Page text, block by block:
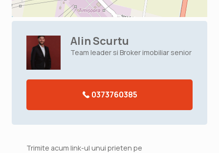
Alin Scurtu
Team leader si Broker imobiliar senior
0373760385
Trimite acum link-ul unui prieten pe